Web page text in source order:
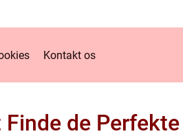
Kontakt os
de